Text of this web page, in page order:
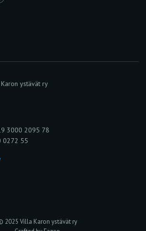
ystävät ry
3000 2095 78
0272 55
2025 Villa Karon ystävät ry